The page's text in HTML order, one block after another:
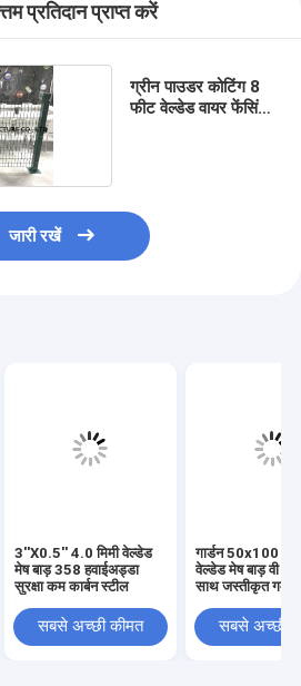
प्रतिदान प्राप्त करें
ग्रीन पाउडर कोटिंग 8
फीट वेल्डेड वायर फेंसिंग
जारी रखें
3''X0.5'' 4.0 मिमी वेल्डेड
मेष बाड़ 358 हवाईअड्डा
सुरक्षा कम कार्बन स्टील
सबसे अच्छी कीमत
गार्डन 50x100
वेल्डेड मेष बाड़ वी
साथ जस्तीकृत गर्म
सबसे अच्छी